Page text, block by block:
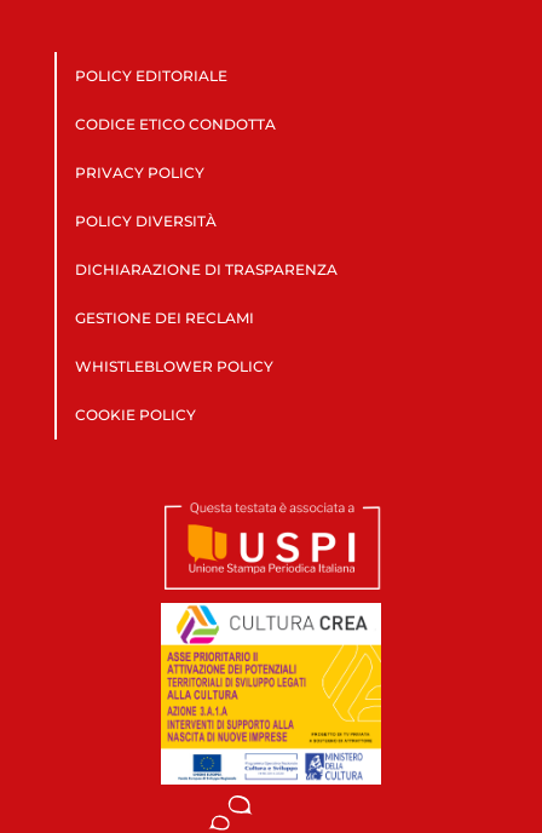
POLICY EDITORIALE
CODICE ETICO CONDOTTA
PRIVACY POLICY
POLICY DIVERSITÀ
DICHIARAZIONE DI TRASPARENZA
GESTIONE DEI RECLAMI
WHISTLEBLOWER POLICY
COOKIE POLICY